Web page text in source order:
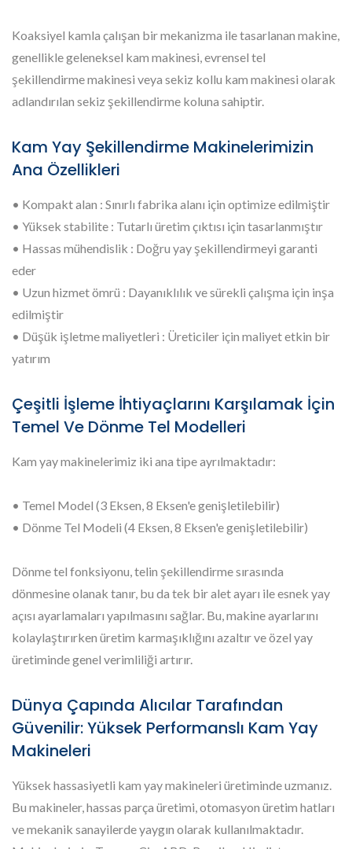
Koaksiyel kamla çalışan bir mekanizma ile tasarlanan makine,
genellikle geleneksel kam makinesi, evrensel tel
şekillendirme makinesi veya sekiz kollu kam makinesi olarak
adlandırılan sekiz şekillendirme koluna sahiptir.
Kam Yay Şekillendirme Makinelerimizin
Ana Özellikleri
• Kompakt alan : Sınırlı fabrika alanı için optimize edilmiştir
• Yüksek stabilite : Tutarlı üretim çıktısı için tasarlanmıştır
• Hassas mühendislik : Doğru yay şekillendirmeyi garanti
eder
• Uzun hizmet ömrü : Dayanıklılık ve sürekli çalışma için inşa
edilmiştir
• Düşük işletme maliyetleri : Üreticiler için maliyet etkin bir
yatırım
Çeşitli İşleme İhtiyaçlarını Karşılamak İçin
Temel Ve Dönme Tel Modelleri
Kam yay makinelerimiz iki ana tipe ayrılmaktadır:
• Temel Model (3 Eksen, 8 Eksen'e genişletilebilir)
• Dönme Tel Modeli (4 Eksen, 8 Eksen'e genişletilebilir)
Dönme tel fonksiyonu, telin şekillendirme sırasında
dönmesine olanak tanır, bu da tek bir alet ayarı ile esnek yay
açısı ayarlamaları yapılmasını sağlar. Bu, makine ayarlarını
kolaylaştırırken üretim karmaşıklığını azaltır ve özel yay
üretiminde genel verimliliği artırır.
Dünya Çapında Alıcılar Tarafından
Güvenilir: Yüksek Performanslı Kam Yay
Makineleri
Yüksek hassasiyetli kam yay makineleri üretiminde uzmanız.
Bu makineler, hassas parça üretimi, otomasyon üretim hatları
ve mekanik sanayilerde yaygın olarak kullanılmaktadır.